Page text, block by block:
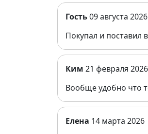
Гость09 августа 2026
Покупал и поставил
Ким 21 февраля 2026
Вообще удобно что
Елена 14 марта 2026